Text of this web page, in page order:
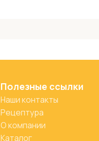
Полезные ссылки
Наши контакты
Рецептура
О компании
Каталог